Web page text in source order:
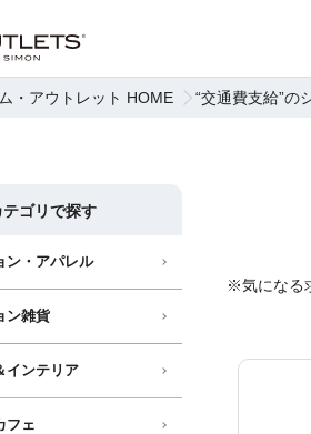
・アウトレット HOME “交通費支給”の
テゴリで探す
ン・アパレル
ン雑貨
インテリア
フェ
※気になる